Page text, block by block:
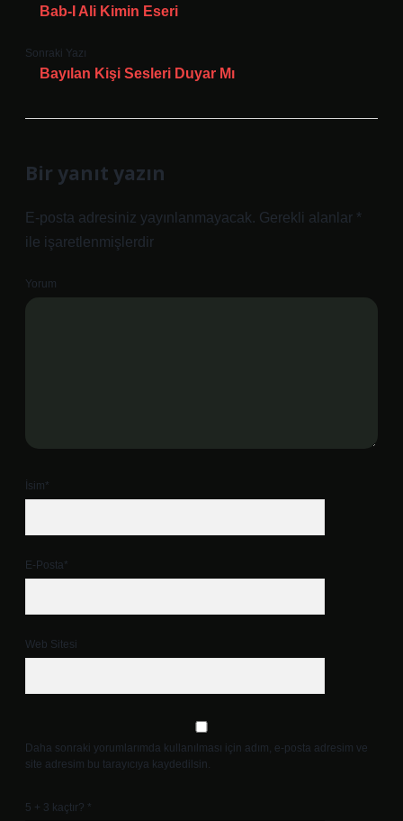
Bab-I Ali Kimin Eseri
Sonraki Yazı
Bayılan Kişi Sesleri Duyar Mı
Bir yanıt yazın
E-posta adresiniz yayınlanmayacak. Gerekli alanlar *
ile işaretlenmişlerdir
Yorum
İsim*
E-Posta*
Web Sitesi
Daha sonraki yorumlarımda kullanılması için adım, e-posta adresim ve
site adresim bu tarayıcıya kaydedilsin.
5 + 3 kaçtır? *